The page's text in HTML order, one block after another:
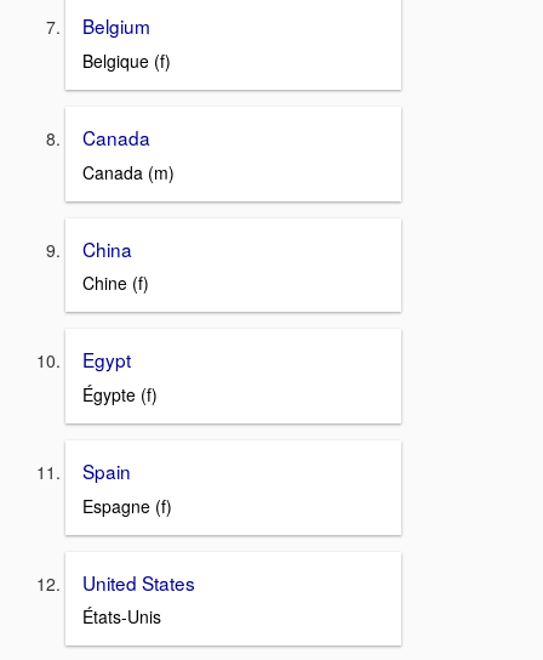
Belgium
Belgique (f)
Canada
Canada (m)
China
Chine (f)
Egypt
Égypte (f)
Spain
Espagne (f)
United States
États-Unis